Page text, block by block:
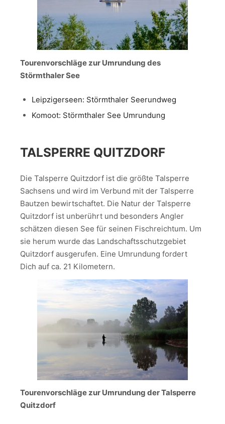
Tourenvorschläge zur Umrundung des
Störmthaler See
Leipzigerseen: Störmthaler Seerundweg
Komoot: Störmthaler See Umrundung
TALSPERRE QUITZDORF
Die Talsperre Quitzdorf ist die größte Talsperre
Sachsens und wird im Verbund mit der Talsperre
Bautzen bewirtschaftet. Die Natur der Talsperre
Quitzdorf ist unberührt und besonders Angler
schätzen diesen See für seinen Fischreichtum. Um
sie herum wurde das Landschaftsschutzgebiet
Quitzdorf ausgerufen. Eine Umrundung fordert
Dich auf ca. 21 Kilometern.
Tourenvorschläge zur Umrundung der Talsperre
Quitzdorf